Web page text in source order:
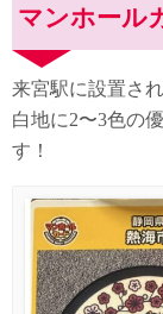
マンホール
来宮駅に設置さ
白地に2〜3色の
す！